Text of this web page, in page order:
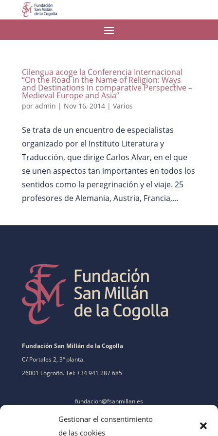
Gestionar el consentimiento
de las cookies
Cilengua acoge la Conferencia Internacional
“On the Road in the Name of Religion: Ways
and Destinations in comparative Perspective –
Medieval Europe and Asia”
por admin | Nov 16, 2014| Varios
Se trata de un encuentro de especialistas
organizado por el Instituto Literatura y
Traducción, que dirige Carlos Alvar, en el que
se unen aspectos tan importantes en todos los
sentidos como la peregrinación y el viaje. 25
profesores de Alemania, Austria, Francia,...
Fundación San Millán de la Cogolla
C/ Portales 2, 3ª planta.
26001 Logroño. Tel: +34 941 287 685
fundacion@fsanmillan.es